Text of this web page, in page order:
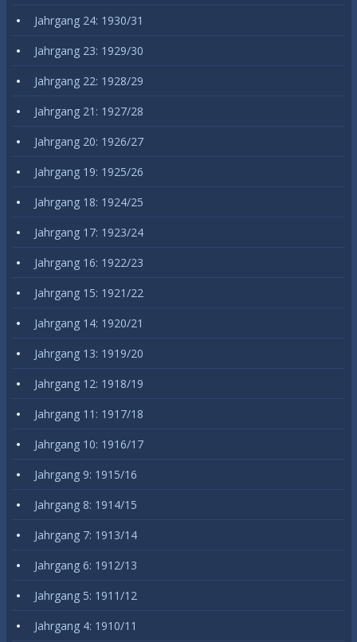
Jahrgang 24: 1930/31
Jahrgang 23: 1929/30
Jahrgang 22: 1928/29
Jahrgang 21: 1927/28
Jahrgang 20: 1926/27
Jahrgang 19: 1925/26
Jahrgang 18: 1924/25
Jahrgang 17: 1923/24
Jahrgang 16: 1922/23
Jahrgang 15: 1921/22
Jahrgang 14: 1920/21
Jahrgang 13: 1919/20
Jahrgang 12: 1918/19
Jahrgang 11: 1917/18
Jahrgang 10: 1916/17
Jahrgang 9: 1915/16
Jahrgang 8: 1914/15
Jahrgang 7: 1913/14
Jahrgang 6: 1912/13
Jahrgang 5: 1911/12
Jahrgang 4: 1910/11